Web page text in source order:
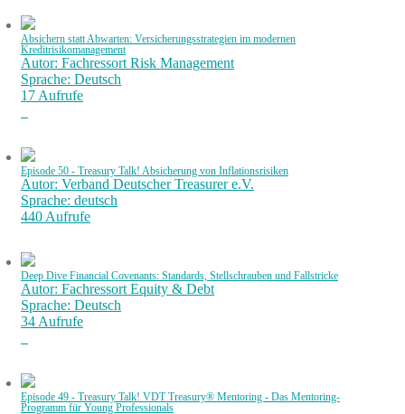
Absichern statt Abwarten: Versicherungsstrategien im modernen
Kreditrisikomanagement
Autor: Fachressort Risk Management
Sprache: Deutsch
17 Aufrufe
Episode 50 - Treasury Talk! Absicherung von Inflationsrisiken
Autor: Verband Deutscher Treasurer e.V.
Sprache: deutsch
440 Aufrufe
Deep Dive Financial Covenants: Standards, Stellschrauben und Fallstricke
Autor: Fachressort Equity & Debt
Sprache: Deutsch
34 Aufrufe
Episode 49 - Treasury Talk! VDT Treasury® Mentoring - Das Mentoring-
Programm für Young Professionals